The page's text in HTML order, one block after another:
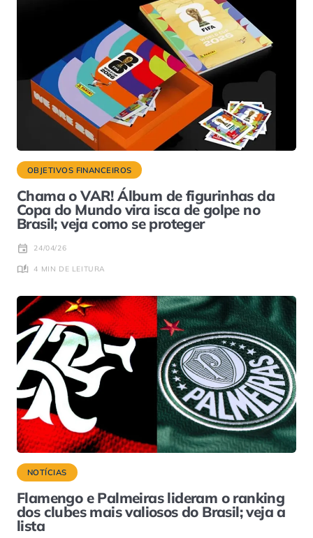
OBJETIVOS FINANCEIROS
Chama o VAR! Álbum de figurinhas da
Copa do Mundo vira isca de golpe no
Brasil; veja como se proteger
24/04/26
4 MIN DE LEITURA
NOTÍCIAS
Flamengo e Palmeiras lideram o ranking
dos clubes mais valiosos do Brasil; veja a
lista